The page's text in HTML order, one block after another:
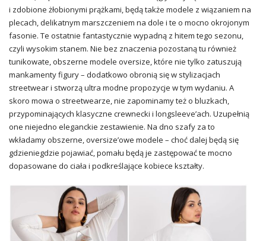
i zdobione żłobionymi prążkami, będą także modele z wiązaniem na
plecach, delikatnym marszczeniem na dole i te o mocno okrojonym
fasonie. Te ostatnie fantastycznie wypadną z hitem tego sezonu,
czyli wysokim stanem. Nie bez znaczenia pozostaną tu również
tunikowate, obszerne modele oversize, które nie tylko zatuszują
mankamenty figury – dodatkowo obronią się w stylizacjach
streetwear i stworzą ultra modne propozycje w tym wydaniu. A
skoro mowa o streetwearze, nie zapominamy też o bluzkach,
przypominających klasyczne crewnecki i longsleeve’ach. Uzupełnią
one niejedno eleganckie zestawienie. Na dno szafy za to
wkładamy obszerne, oversize’owe modele – choć dalej będą się
gdzieniegdzie pojawiać, pomału będą je zastępować te mocno
dopasowane do ciała i podkreślające kobiece kształty.